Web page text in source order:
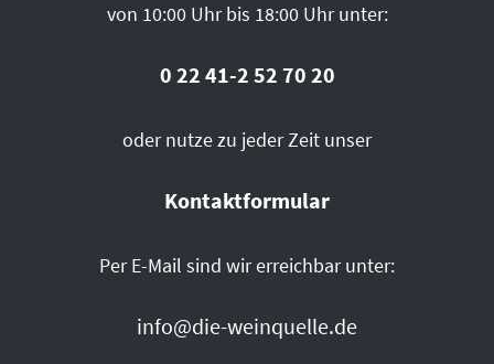
von 10:00 Uhr bis 18:00 Uhr unter:
0 22 41-2 52 70 20
oder nutze zu jeder Zeit unser
Kontaktformular
Per E-Mail sind wir erreichbar unter:
info@die-weinquelle.de